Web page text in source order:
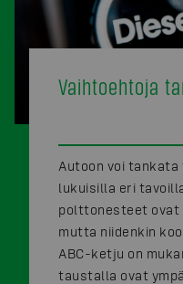
Vaihtoehtoja
Autoon voi
lukuisilla eri
polttonesteet ovat
mutta niidenkin
ABC-ketju on
taustalla ovat